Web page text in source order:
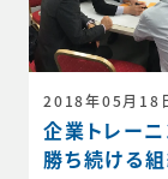
の視点からト
時間お話しま
り難しい状況
の中でそれぞれ
をいかにチャン
るか、二人でい
2018年05月18
企業トレー
勝ち続ける組